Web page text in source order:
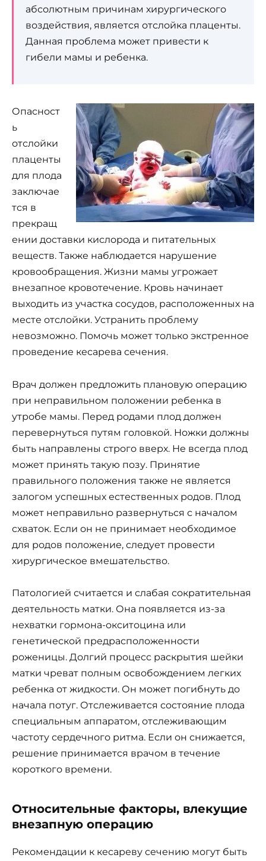
абсолютным причинам хирургического
воздействия, является отслойка плаценты.
Данная проблема может привести к
гибели мамы и ребенка.
Опасност
ь
отслойки
плаценты
для плода
заключае
тся в
прекращ
ении доставки кислорода и питательных
веществ. Также наблюдается нарушение
кровообращения. Жизни мамы угрожает
внезапное кровотечение. Кровь начинает
выходить из участка сосудов, расположенных на
месте отслойки. Устранить проблему
невозможно. Помочь может только экстренное
проведение кесарева сечения.
Врач должен предложить плановую операцию
при неправильном положении ребенка в
утробе мамы. Перед родами плод должен
перевернуться путям головкой. Ножки должны
быть направлены строго вверх. Не всегда плод
может принять такую позу. Принятие
правильного положения также не является
залогом успешных естественных родов. Плод
может неправильно развернуться с началом
схваток. Если он не принимает необходимое
для родов положение, следует провести
хирургическое вмешательство.
Патологией считается и слабая сократительная
деятельность матки. Она появляется из-за
нехватки гормона-окситоцина или
генетической предрасположенности
роженицы. Долгий процесс раскрытия шейки
матки чреват полным освобождением легких
ребенка от жидкости. Он может погибнуть до
начала потуг. Отслеживается состояние плода
специальным аппаратом, отслеживающим
частоту сердечного ритма. Если он снижается,
решение принимается врачом в течение
короткого времени.
Относительные факторы, влекущие
внезапную операцию
Рекомендации к кесареву сечению могут быть